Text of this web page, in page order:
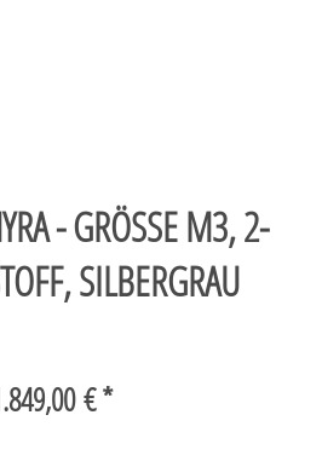
- GRÖSSE M3, 2-M
SILBERGRAU
€ *